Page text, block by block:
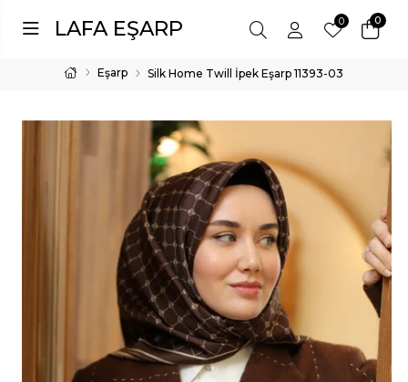
LAFA EŞARP 0
0
Eşarp Silk Home Twill İpek Eşarp 11393-03